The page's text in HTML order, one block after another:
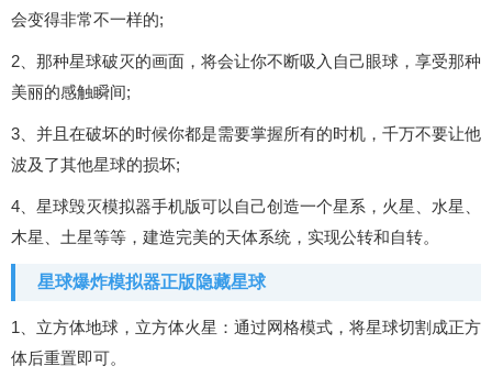
会变得非常不一样的;
2、那种星球破灭的画面，将会让你不断吸入自己眼球，享受那种
美丽的感触瞬间;
3、并且在破坏的时候你都是需要掌握所有的时机，千万不要让他
波及了其他星球的损坏;
4、星球毁灭模拟器手机版可以自己创造一个星系，火星、水星、
木星、土星等等，建造完美的天体系统，实现公转和自转。
星球爆炸模拟器正版隐藏星球
1、立方体地球，立方体火星：通过网格模式，将星球切割成正方
体后重置即可。